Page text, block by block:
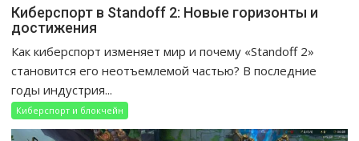
Киберспорт в Standoff 2: Новые горизонты и
достижения
Как киберспорт изменяет мир и почему «Standoff 2»
становится его неотъемлемой частью? В последние
годы индустрия...
Киберспорт и блокчейн